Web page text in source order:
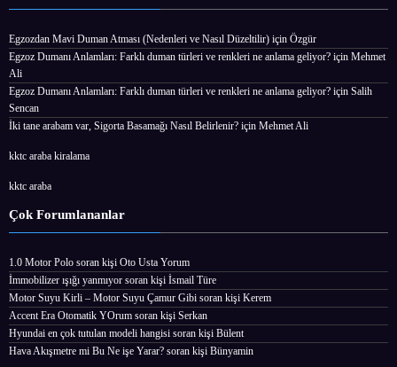
Egzozdan Mavi Duman Atması (Nedenleri ve Nasıl Düzeltilir) için Özgür
Egzoz Dumanı Anlamları: Farklı duman türleri ve renkleri ne anlama geliyor? için Mehmet
Ali
Egzoz Dumanı Anlamları: Farklı duman türleri ve renkleri ne anlama geliyor? için Salih
Sencan
İki tane arabam var, Sigorta Basamağı Nasıl Belirlenir? için Mehmet Ali
kktc araba kiralama
kktc araba
Çok Forumlananlar
1.0 Motor Polo soran kişi Oto Usta Yorum
İmmobilizer ışığı yanmıyor soran kişi İsmail Türe
Motor Suyu Kirli – Motor Suyu Çamur Gibi soran kişi Kerem
Accent Era Otomatik YOrum soran kişi Serkan
Hyundai en çok tutulan modeli hangisi soran kişi Bülent
Hava Akışmetre mi Bu Ne işe Yarar? soran kişi Bünyamin